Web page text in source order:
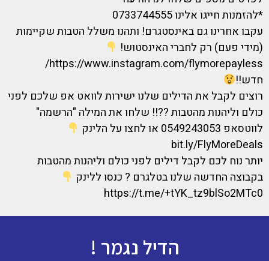
*להזמנות חייגו אלינו 0733744555
עקבו אחרינו גם באינסטגרם! ותהנו משלל הטבות שקיימות
(מידי פעם) רק לחברי האינסטוש!
https://www.instagram.com/flymorepayless/
חדש!!
רוצים לקבל את הדילים שלנו ישירות לוואט אפ שלכם לפני
כולם וליהנות מהטבות ??!! שלחו את המילה "הרשמה"
לווטסאפ 0549243053 או לחצו על הלינק
bit.ly/FlyMoreDeals
יותר נוח לכם לקבל דילים לפני כולם וליהנות מהטבות
בקבוצה החדשה שלנו בטלגרם ? כנסו ללינק
https://t.me/+tYK_tz9blSo2MTc0
הדיל נגמר !